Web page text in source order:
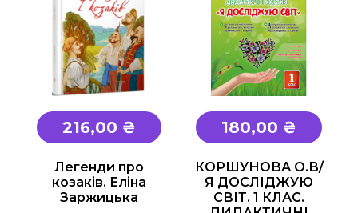
216,00 ₴
Легенди про
козаків. Еліна
Заржицька
180,00 ₴
КОРШУНОВА О.В/
Я ДОСЛІДЖУЮ
СВІТ. 1 КЛАС.